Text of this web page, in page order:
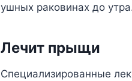
ушных раковинах до
Лечит прыщи
Специализированные